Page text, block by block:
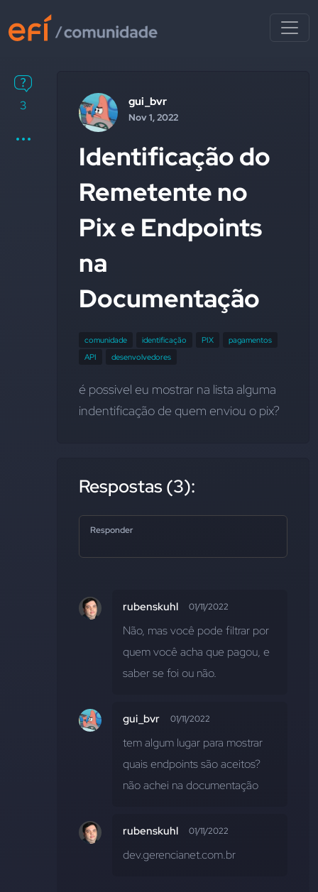
3 gui_bvr
Nov 1, 2022
Identificação do
Remetente no
Pix e Endpoints
na
Documentação
comunidade identificação PIX
pagamentos
API
desenvolvedores
é possivel eu mostrar na lista alguma
indentificação de quem enviou o pix?
Respostas (3):
Responder
rubenskuhl 01/11/2022
Não, mas você pode filtrar por
quem você acha que pagou, e
saber se foi ou não.
gui_bvr 01/11/2022
tem algum lugar para mostrar
quais endpoints são aceitos?
não achei na documentação
rubenskuhl 01/11/2022
dev.gerencianet.com.br